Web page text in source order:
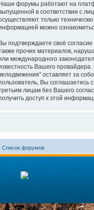
Наши форумы работают на
в соответствии с
только
можно
Вы подтверждаете своё
прочих материалов,
международного
Вашего
оставляет за
Вы соглашаетесь
лицам без Вашего
доступ к этой
Список форумов